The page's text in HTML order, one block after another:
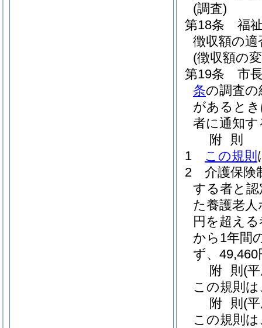
(調査)
第18条
福
徴収額の
(徴収額の
第19条
市
条の調査の
があると
者に通知
附 則
1
この規則
2
介護保険
する者と
た養護老
円を超え
から1年間
ず、
附 則 (
この規則
附 則 (
この規則